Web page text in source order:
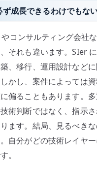
成長できるわけでもな
コンサルティング会社
それも違います。SIer
、移行、運用設計など
かし、案件によっては
偏ることもあります。
術判断ではなく、指示
ます。結局、見るべき
自分がどの技術レイヤ
。